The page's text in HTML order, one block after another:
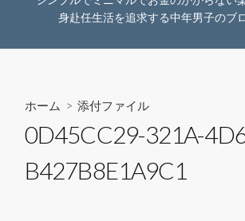
身赴任生活を追求する中年男子のブ
ホーム > 添付ファイル
0D45CC29-321A-
B427B8E1A9C1